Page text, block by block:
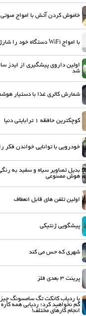
خاموش کردن آتش با امواج صوتی
با امواج WiFi دستگاه‌ خود را شارژ کنید
اولین داروی پیشگیری از ایدز
شد
شمارش کالری غذا با دستیار
کوچکترین حافظه ۱ ترابایتی دنیا
خودرویی با توانایی خواندن فکر
بدیل تصاویر سیاه و سفید به
هوش مصنوعی
اولین تلفن های قابل انعطاف
پیشگویی ژنتیکی
شهری که حس می کند
پرینت ۳ بعدی فلز
با ردیاب کانکت تگ سامسونگ
گم نخواهید کرد؛ ردیابی همه کاره
انجام کارهای مختلف!